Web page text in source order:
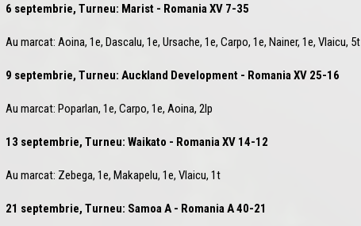
6 septembrie, Turneu: Marist - Romania XV 7-35
Au marcat: Aoina, 1e, Dascalu, 1e, Ursache, 1e, Carpo, 1e, Nainer, 1e, Vlaicu, 5t
9 septembrie, Turneu: Auckland Development - Romania XV 25-16
Au marcat: Poparlan, 1e, Carpo, 1e, Aoina, 2lp
13 septembrie, Turneu: Waikato - Romania XV 14-12
Au marcat: Zebega, 1e, Makapelu, 1e, Vlaicu, 1t
21 septembrie, Turneu: Samoa A - Romania A 40-21